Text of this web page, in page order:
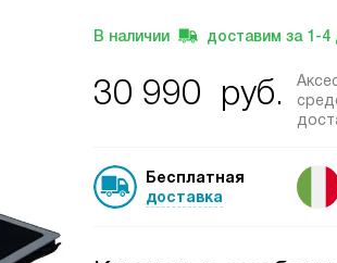
В наличии доставим за 1-4
30 990 руб.
Бесплатная
доставка